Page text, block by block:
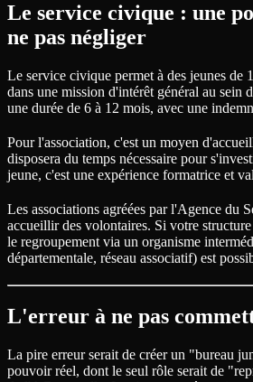
Le service civique : une
ne pas négliger
Le service civique permet à des jeunes de
dans une mission d'intérêt général au sein
une durée de 6 à 12 mois, avec une
Pour l'association, c'est un moyen
disposera du temps nécessaire pour
jeune, c'est une expérience formatrice et
Les associations agréées par l'Agence du
accueillir des volontaires. Si votre structure
le regroupement via un organisme
départementale, réseau associatif) est
L'erreur à ne pas
La pire erreur serait de créer un "bureau
pouvoir réel, dont le seul rôle serait de